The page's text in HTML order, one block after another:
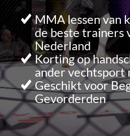
MMA lessen van
de beste trainers
Nederland
Korting op
ander vechtsport
Geschikt voor
Gevorderden